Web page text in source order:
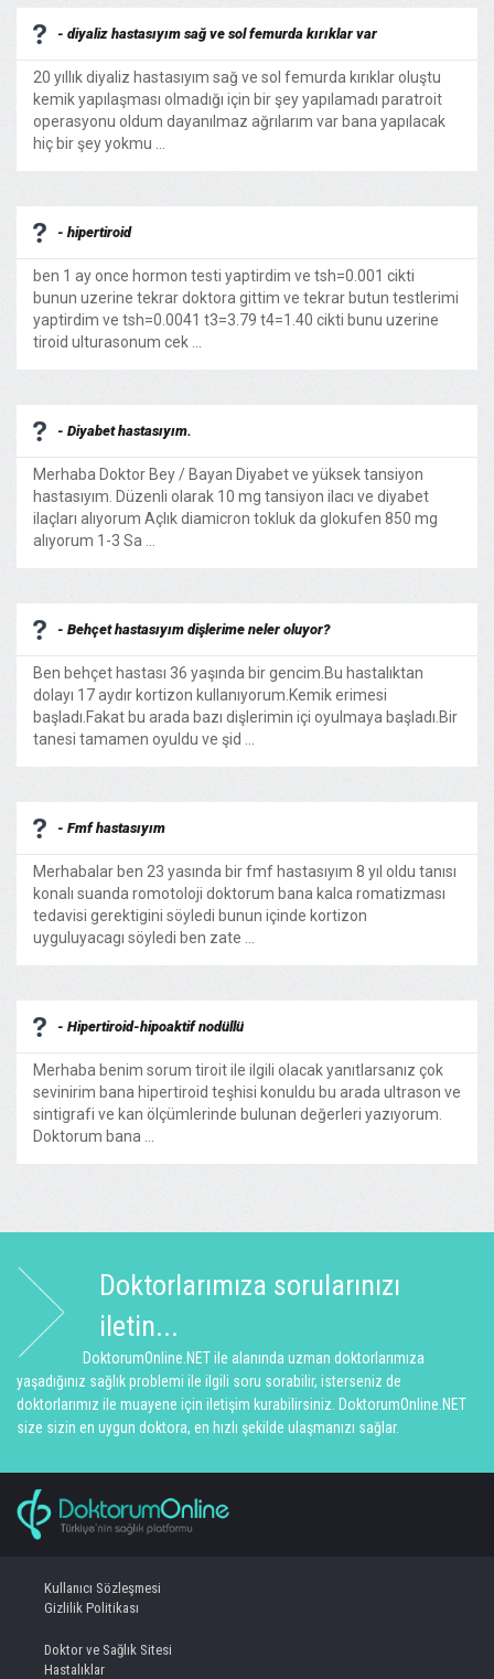
- diyaliz hastasıyım sağ ve sol femurda kırıklar var
20 yıllık diyaliz hastasıyım sağ ve sol femurda kırıklar oluştu
kemik yapılaşması olmadığı için bir şey yapılamadı paratroit
operasyonu oldum dayanılmaz ağrılarım var bana yapılacak
hiç bir şey yokmu ...
- hipertiroid
ben 1 ay once hormon testi yaptirdim ve tsh=0.001 cikti
bunun uzerine tekrar doktora gittim ve tekrar butun testlerimi
yaptirdim ve tsh=0.0041 t3=3.79 t4=1.40 cikti bunu uzerine
tiroid ulturasonum cek ...
- Diyabet hastasıyım.
Merhaba Doktor Bey / Bayan Diyabet ve yüksek tansiyon
hastasıyım. Düzenli olarak 10 mg tansiyon ilacı ve diyabet
ilaçları alıyorum Açlık diamicron tokluk da glokufen 850 mg
alıyorum 1-3 Sa ...
- Behçet hastasıyım dişlerime neler oluyor?
Ben behçet hastası 36 yaşında bir gencim.Bu hastalıktan
dolayı 17 aydır kortizon kullanıyorum.Kemik erimesi
başladı.Fakat bu arada bazı dişlerimin içi oyulmaya başladı.Bir
tanesi tamamen oyuldu ve şid ...
- Fmf hastasıyım
Merhabalar ben 23 yasında bir fmf hastasıyım 8 yıl oldu tanısı
konalı suanda romotoloji doktorum bana kalca romatizması
tedavisi gerektigini söyledi bunun içinde kortizon
uyguluyacagı söyledi ben zate ...
- Hipertiroid-hipoaktif nodüllü
Merhaba benim sorum tiroit ile ilgili olacak yanıtlarsanız çok
sevinirim bana hipertiroid teşhisi konuldu bu arada ultrason ve
sintigrafi ve kan ölçümlerinde bulunan değerleri yazıyorum.
Doktorum bana ...
Doktorlarımıza sorularınızı
iletin...
DoktorumOnline.NET ile alanında uzman doktorlarımıza
yaşadığınız sağlık problemi ile ilgili soru sorabilir, isterseniz de
doktorlarımız ile muayene için iletişim kurabilirsiniz. DoktorumOnline.NET
size sizin en uygun doktora, en hızlı şekilde ulaşmanızı sağlar.
Kullanıcı Sözleşmesi
Gizlilik Politikası
Doktor ve Sağlık Sitesi
Hastalıklar